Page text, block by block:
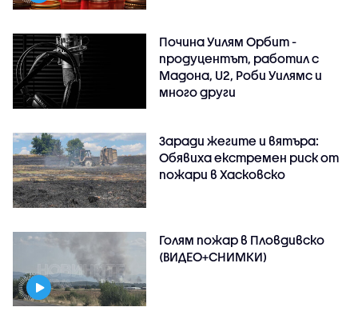
Почина Уилям Орбит -
продуцентът, работил с
Мадона, U2, Роби Уилямс и
много други
Заради жегите и вятъра:
Обявиха екстремен риск от
пожари в Хасковско
Голям пожар в Пловдивско
(ВИДЕО+СНИМКИ)